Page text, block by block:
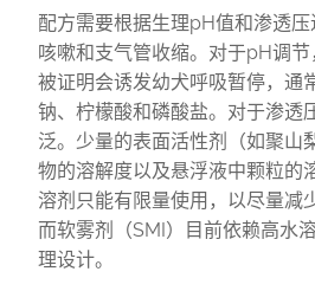
配方需要根据生理pH值和渗透
咳嗽和支气管收缩。对于pH调节
被证明会诱发幼犬呼吸暂停，通
钠、柠檬酸和磷酸盐。对于渗透
泛。少量的表面活性剂（如聚山
物的溶解度以及悬浮液中颗粒的
溶剂只能有限量使用，以尽量减
而软雾剂（SMI）目前依赖高水
理设计。